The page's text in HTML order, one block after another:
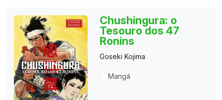
Chushingura: o
Tesouro dos 47
Ronins
Goseki Kojima
Mangá